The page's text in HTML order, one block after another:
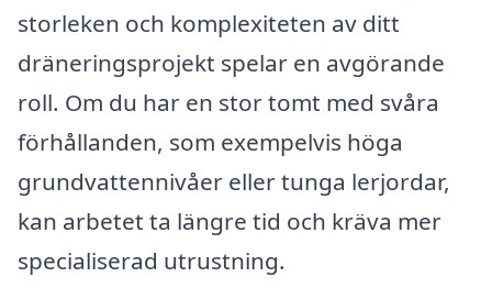
storleken och komplexiteten av ditt
dräneringsprojekt spelar en avgörande
roll. Om du har en stor tomt med svåra
förhållanden, som exempelvis höga
grundvattennivåer eller tunga lerjordar,
kan arbetet ta längre tid och kräva mer
specialiserad utrustning.